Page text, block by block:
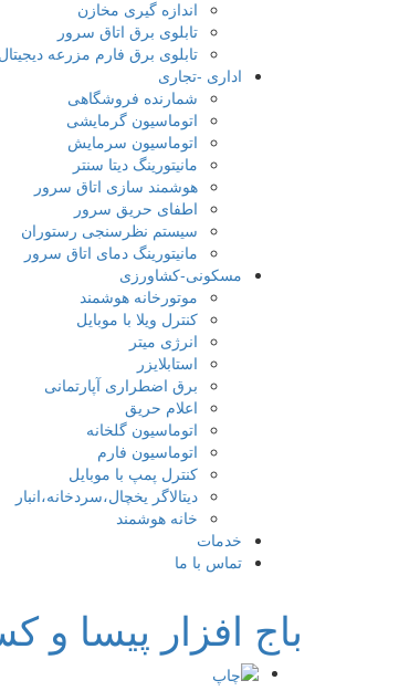
اندازه گیری مخازن
تابلوی برق اتاق سرور
تابلوی برق فارم مزرعه
اداری -تجاری
شمارنده فروشگاهی
اتوماسیون گرمایشی
اتوماسیون سرمایش
مانیتورینگ دیتا سنتر
هوشمند سازی اتاق سرور
اطفای حریق سرور
سیستم نظرسنجی رستوران
مانیتورینگ دمای اتاق سرور
مسکونی-کشاورزی
موتورخانه هوشمند
کنترل ویلا با موبایل
انرژی میتر
استابلایزر
برق اضطراری آپارتمانی
اعلام حریق
اتوماسیون گلخانه
اتوماسیون فارم
کنترل پمپ با موبایل
دیتالاگر یخچال،سردخانه،انبار
خانه هوشمند
خدمات
تماس با ما
باج افزار پیسا و